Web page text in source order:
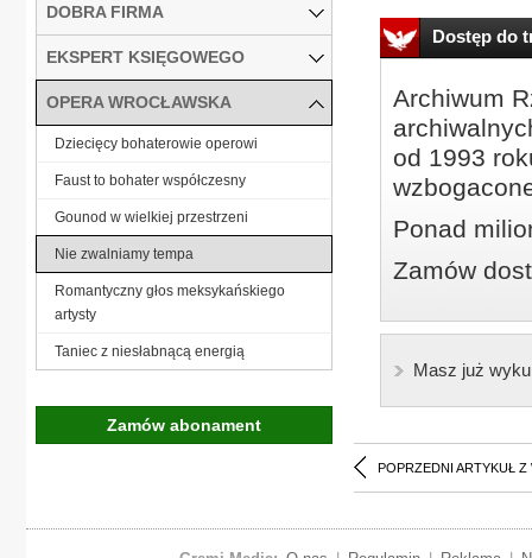
Dostęp do
Archiwum
od 1993
Ponad
Zamów
Masz już
POPRZEDNI ARTYKUŁ Z
DOBRA FIRMA
EKSPERT KSIĘGOWEGO
OPERA WROCŁAWSKA
Dziecięcy bohaterowie operowi
Faust to bohater współczesny
Gounod w wielkiej przestrzeni
Nie zwalniamy tempa
Romantyczny głos meksykańskiego
artysty
Taniec z niesłabnącą energią
Zamów abonament